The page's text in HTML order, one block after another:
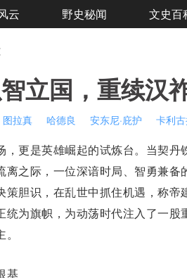
云 野史秘闻 文史百
立国，重续汉
图拉真 哈德良 安东尼·庇护 卡利
，更是英雄崛起的试炼台。当契丹
之际，一位深谙时局、智勇兼备
策胆识，在乱世中抓住机遇，称帝
为旗帜，为动荡时代注入了一股
基